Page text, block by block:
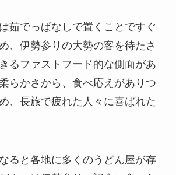
茹でっぱなしで置くことですぐ
、伊勢参りの大勢の客を待たさ
るファストフード的な側面があ
らかさから、食べ応えがありつ
、長旅で疲れた人々に喜ばれた
ると各地に多くのうどん屋が存